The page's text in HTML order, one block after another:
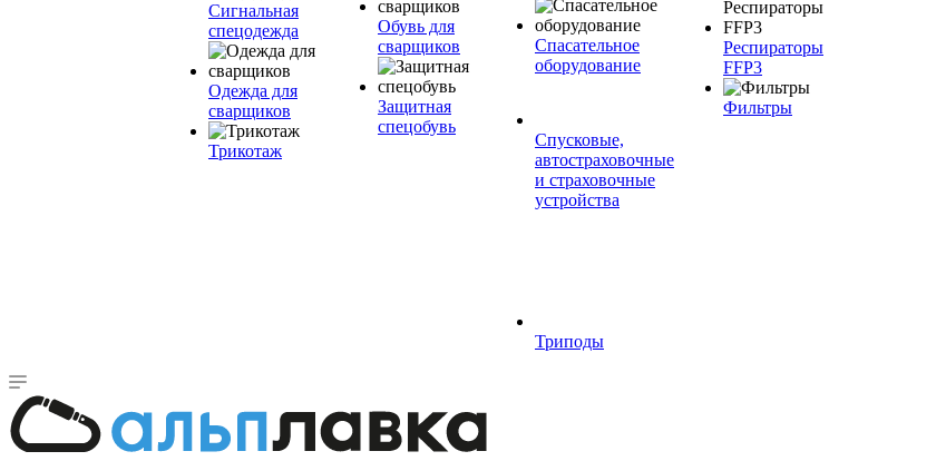
Сигнальная
спецодежда
Одежда для
сварщиков
Трикотаж
Обувь для
сварщиков
Защитная
спецобувь
Спасательное
оборудование
Спусковые,
автостраховочные
и страховочные
устройства
Триподы
Респираторы
FFP3
Фильтры